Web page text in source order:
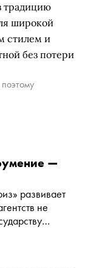
традицию
широкой
стилем и
без потери
—
развивает
не